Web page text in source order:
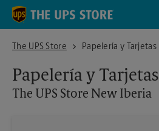
Skip to content
Return to Nav
The UPS Store
The UPS Store New IberiaPapelería y Tarjetas
Papelería y Tarjetas
The UPS Store New Iberia